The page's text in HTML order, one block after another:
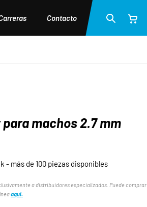
Contacto
machos 2.7 mm
- más de 100 piezas disponibles
a distribuidores especializados. Puede comprar
aquí.